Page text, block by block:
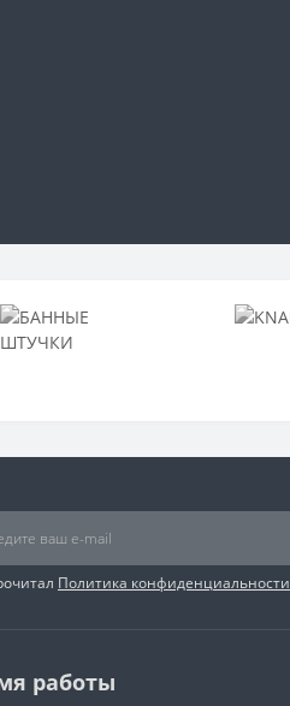
Политика конфиденциальности
работы